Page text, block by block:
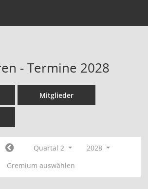
- Termine 2028
Mitglieder
Quartal 2
2028
Gremium auswählen